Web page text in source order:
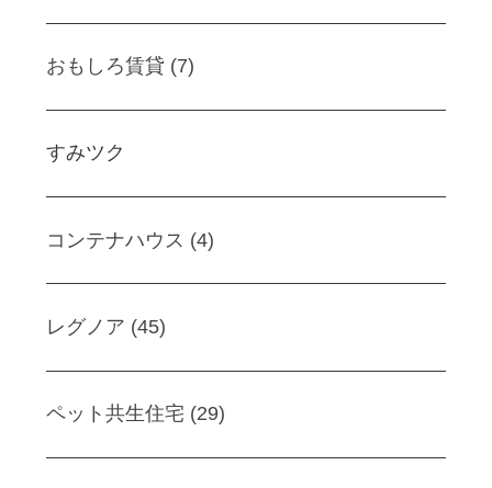
おもしろ賃貸 (7)
すみツク
コンテナハウス (4)
レグノア (45)
ペット共生住宅 (29)